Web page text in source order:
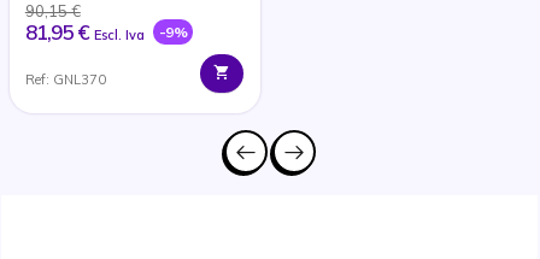
90,15 €
81,95 € Escl. Iva -9%
Ref: GNL370